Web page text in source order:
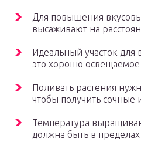
Для повышения
высаживают на
Идеальный участок
это хорошо
Поливать растения
чтобы получить сочные
Температура
должна быть в